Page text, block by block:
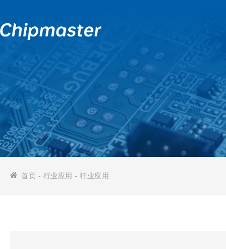
首页 - 行业应用 - 行业应用